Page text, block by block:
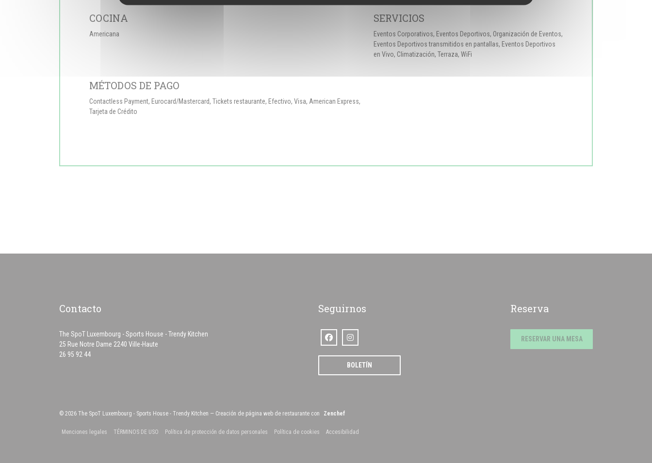
COCINA
Americana
SERVICIOS
Eventos Corporativos, Eventos Deportivos, Organización de Eventos,
Eventos Deportivos transmitidos en pantallas, Eventos Deportivos
en Vivo, Climatización, Terraza, WiFi
MÉTODOS DE PAGO
Contactless Payment, Eurocard/Mastercard, Tickets restaurante, Efectivo, Visa, American Express,
Tarjeta de Crédito
Contacto
The SpoT Luxembourg - Sports House - Trendy Kitchen
25 Rue Notre Dame 2240 Ville-Haute
26 95 92 44
Seguirnos
Facebook ((abre en una nueva ventana))
Instagram ((abre en una nueva ventana))
BOLETÍN
Reserva
RESERVAR UNA MESA
© 2026 The SpoT Luxembourg - Sports House - Trendy Kitchen — Creación de página web de restaurante con Zenchef
Menciones legales ((abre en una nueva ventana))
TÉRMINOS DE USO ((abre en una nueva ventana))
Política de protección de datos personales ((abre en una nueva ventana))
Política de cookies ((abre en una nueva ventana))
Accesibilidad